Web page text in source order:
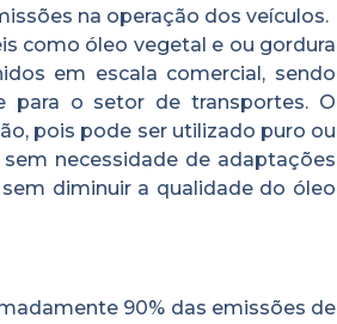
na operação dos veículos.
como óleo vegetal e ou gordura
em escala comercial, sendo
para o setor de transportes. O
pois pode ser utilizado puro ou
necessidade de adaptações
diminuir a qualidade do óleo
90% das emissões de